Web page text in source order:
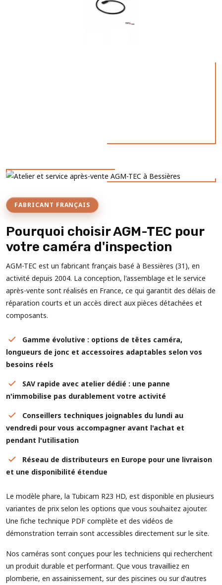
FABRICANT FRANÇAIS
Pourquoi choisir AGM-TEC pour
votre caméra d'inspection
AGM-TEC est un fabricant français basé à Bessières (31), en
activité depuis 2004. La conception, l'assemblage et le service
après-vente sont réalisés en France, ce qui garantit des délais de
réparation courts et un accès direct aux pièces détachées et
composants.
Gamme évolutive : options de têtes caméra,
longueurs de jonc et accessoires adaptables selon vos
besoins réels
SAV rapide avec atelier dédié : une panne
n'immobilise pas durablement votre activité
Conseillers techniques joignables du lundi au
vendredi pour vous accompagner avant l'achat et
pendant l'utilisation
Réseau de distributeurs en Europe pour une livraison
et une disponibilité étendue
Le modèle phare, la Tubicam R23 HD, est disponible en plusieurs
variantes de prix selon les options que vous souhaitez ajouter.
Une fiche technique PDF complète et des vidéos de
démonstration terrain sont accessibles directement sur le site.
Nos caméras sont conçues pour les techniciens qui recherchent
un produit durable et performant. Que vous travailliez en
plomberie, en assainissement, sur des piscines ou sur d'autres